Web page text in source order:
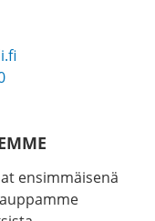
ensimmäisenä